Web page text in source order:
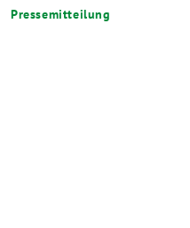
Pressemitteilung